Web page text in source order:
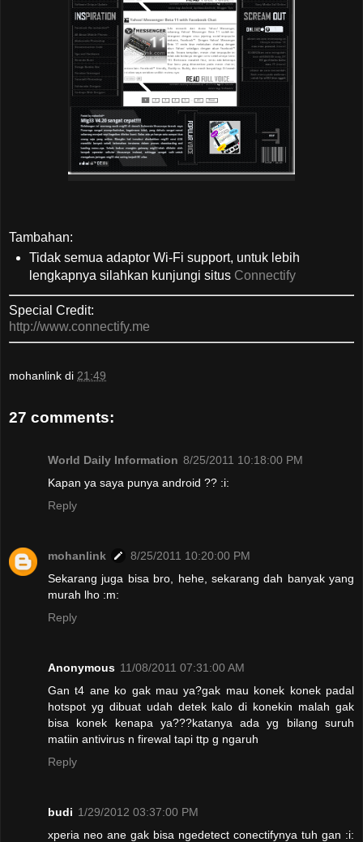
Tambahan:
Tidak semua adaptor Wi-Fi support, untuk lebih
lengkapnya silahkan kunjungi situs Connectify
Special Credit:
http://www.connectify.me
mohanlink di 21:49
27 comments:
World Daily Information 8/25/2011 10:18:00 PM
Kapan ya saya punya android ?? :i:
Reply
mohanlink
8/25/2011 10:20:00 PM
Sekarang juga bisa bro, hehe, sekarang dah banyak yang
murah lho :m:
Reply
Anonymous 11/08/2011 07:31:00 AM
Gan t4 ane ko gak mau ya?gak mau konek konek padal
hotspot yg dibuat udah detek kalo di konekin malah gak
bisa konek kenapa ya???katanya ada yg bilang suruh
matiin antivirus n firewal tapi ttp g ngaruh
Reply
budi 1/29/2012 03:37:00 PM
xperia neo ane gak bisa ngedetect conectifynya tuh gan :i: